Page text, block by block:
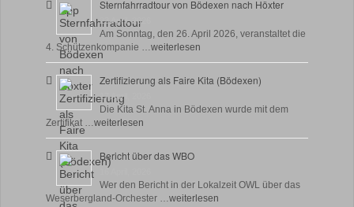
Sternfahrradtour von Bödexen nach Höxter
23 April, 2026
Am Sonntag, den 26. April 2026, veranstaltet die
4. Schützenkompanie …weiterlesen
Zertifizierung als Faire Kita (Bödexen)
17 April, 2026
Die Kita St. Anna in Bödexen wurde mit dem
Zertifikat …weiterlesen
Bericht über das WBO
Wer den Bericht in der Lokalzeit OWL über das
Weserbergland-Orchester …weiterlesen